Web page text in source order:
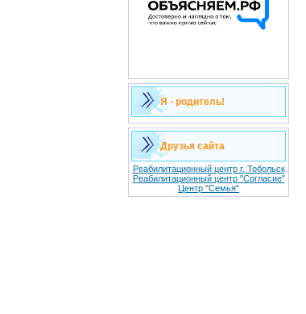
Я - родитель!
Друзья сайта
Реабилитационный центр г. Тобольск
Реабилитационный центр "Согласие"
Центр "Семья"